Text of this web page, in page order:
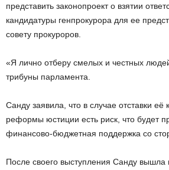
представить законопроект о взятии
кандидатуры генпрокурора для ее
совету прокуроров.
«Я лично отберу смелых и честных
трибуны парламента.
Санду заявила, что в случае отставки её
реформы юстиции есть риск, что будет
финансово-бюджетная поддержка со
После своего выступления Санду вышла